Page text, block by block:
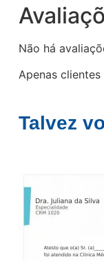
Não há
Apenas
Talvez